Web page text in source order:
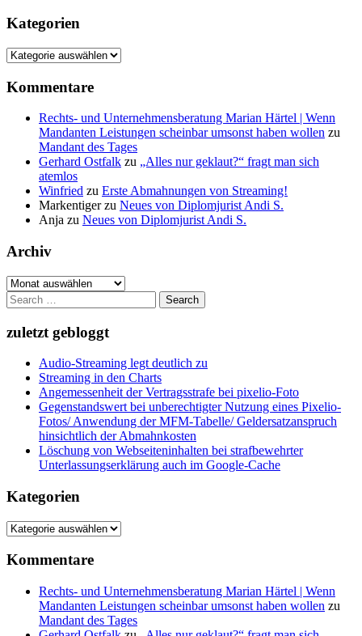
Kategorien
Kategorien
Kommentare
Rechts- und Unternehmensberatung Marian Härtel | Wenn
Mandanten Leistungen scheinbar umsonst haben wollen zu
Mandant des Tages
Gerhard Ostfalk zu „Alles nur geklaut?“ fragt man sich
atemlos
Winfried zu Erste Abmahnungen von Streaming!
Markentigerzu Neues von Diplomjurist Andi S.
Anja zu Neues von Diplomjurist Andi S.
Archiv
Archiv
Search
for:
zuletzt gebloggt
Audio-Streaming legt deutlich zu
Streaming in den Charts
Angemessenheit der Vertragsstrafe bei pixelio-Foto
Gegenstandswert bei unberechtigter Nutzung eines Pixelio-
Fotos/ Anwendung der MFM-Tabelle/ Geldersatzanspruch
hinsichtlich der Abmahnkosten
Löschung von Webseiteninhalten bei strafbewehrter
Unterlassungserklärung auch im Google-Cache
Kategorien
Kategorien
Kommentare
Rechts- und Unternehmensberatung Marian Härtel | Wenn
Mandanten Leistungen scheinbar umsonst haben wollen zu
Mandant des Tages